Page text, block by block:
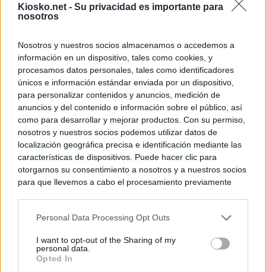
Kiosko.net - Su privacidad es importante para
nosotros
Nosotros y nuestros socios almacenamos o accedemos a
información en un dispositivo, tales como cookies, y
procesamos datos personales, tales como identificadores
únicos e información estándar enviada por un dispositivo,
para personalizar contenidos y anuncios, medición de
anuncios y del contenido e información sobre el público, así
como para desarrollar y mejorar productos. Con su permiso,
nosotros y nuestros socios podemos utilizar datos de
localización geográfica precisa e identificación mediante las
características de dispositivos. Puede hacer clic para
otorgarnos su consentimiento a nosotros y a nuestros socios
para que llevemos a cabo el procesamiento previamente
negar su consentimiento. Tenga en cuenta que algún
de su consentimiento, pero usted tiene el derecho de
rechazar tal procesamiento. Sus preferencias se aplicarán
Personal Data Processing Opt Outs
I want to opt-out of the Sharing of my
personal data.
Opted In